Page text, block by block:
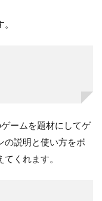
ームを題材にしてゲ
の説明と使い方をボ
くれます。